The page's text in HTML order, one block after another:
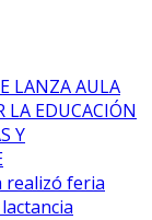
LANZA AULA
LA EDUCACIÓN
Y
realizó feria